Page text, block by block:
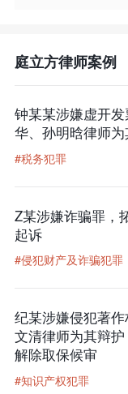
庭立方律师案例
钟某某涉嫌虚开
华、孙明晗律师
#税务犯罪
Z某涉嫌诈骗罪，
起诉
#侵犯财产及诈骗犯罪
纪某涉嫌侵犯著
文清律师为其辩
解除取保候审
#知识产权犯罪